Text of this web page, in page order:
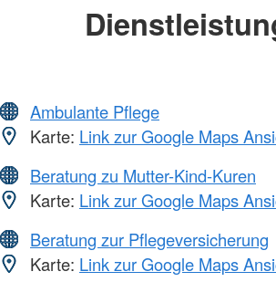
Ambulante Pflege
Karte: Link zur Google Maps
Beratung zu Mutter-Kind-Kuren
Karte: Link zur Google Maps
Beratung zur Pflegeversicherung
Karte: Link zur Google Maps